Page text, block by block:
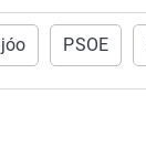
PSOE